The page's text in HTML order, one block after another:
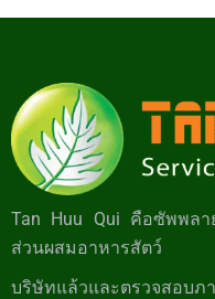
Tan Huu Qui คือซัพพลา
ส่วนผสมอาหารสัตว์
บริษัทแล้วและตรวจสอบภ